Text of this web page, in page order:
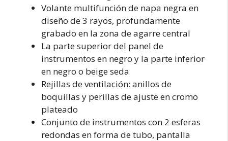
Volante multifunción de napa negra en
diseño de 3 rayos, profundamente
grabado en la zona de agarre central
La parte superior del panel de
instrumentos en negro y la parte inferior
en negro o beige seda
Rejillas de ventilación: anillos de
boquillas y perillas de ajuste en cromo
plateado
Conjunto de instrumentos con 2 esferas
redondas en forma de tubo, pantalla